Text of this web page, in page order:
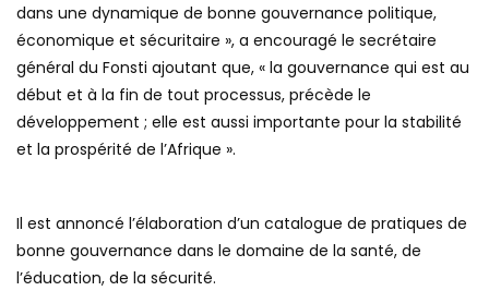
dans une dynamique de bonne gouvernance politique,
économique et sécuritaire », a encouragé le secrétaire
général du Fonsti ajoutant que, « la gouvernance qui est au
début et à la fin de tout processus, précède le
développement ; elle est aussi importante pour la stabilité
et la prospérité de l’Afrique ».
Il est annoncé l’élaboration d’un catalogue de pratiques de
bonne gouvernance dans le domaine de la santé, de
l’éducation, de la sécurité.